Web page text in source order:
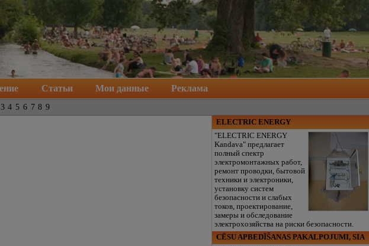
Статьи Мои данные Реклама
3 4 5 6 7 8 9
ELECTRIC ENERGY
"ELECTRIC ENERGY
Kandava" предлагает
полный спектр
электромонтажных работ,
ремонт проводки, бытовой
техники и электроники,
установку систем
безопасности и слабых
токов, проектирование,
замеры и обследование
электрохозяйства на риски безопасности.
CĒSU APBEDĪŠANAS PAKALPOJUMI, SIA